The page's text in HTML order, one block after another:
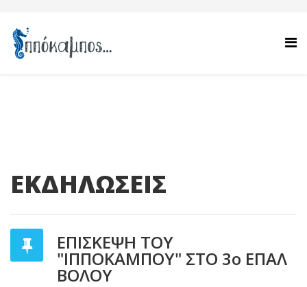
ΕΚΔΗΛΩΣΕΙΣ
ΕΠΙΣΚΕΨΗ ΤΟΥ
"ΙΠΠΟΚΑΜΠΟΥ" ΣΤΟ 3ο ΕΠΑΛ
ΒΟΛΟΥ